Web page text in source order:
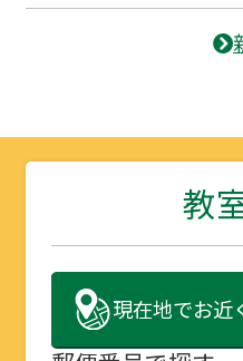
教
現在地でお近